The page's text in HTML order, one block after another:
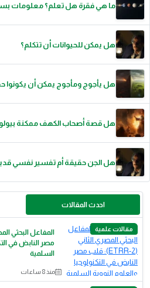
ما هي فقرة هل تعلم؟ معلومات
هل يمكن للحيوانات أن تتكلم؟
هل يأجوج ومأجوج يمكن أن يكونوا
هل قصة أصحاب الكهف ممكنة
هل الجن حقيقة أم تفسير نفسي
احدث المقالات
مقالات علمية
مصر النابض في
السلمية
منذ 8 ساعات